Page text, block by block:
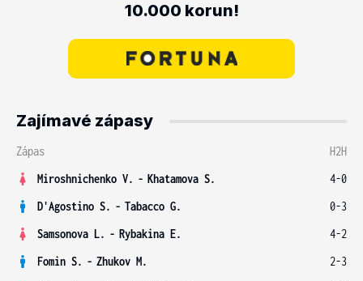
10.000 korun!
Zajímavé zápasy
Zápas
H2H
Miroshnichenko V. - Khatamova S.
4-0
D'Agostino S. - Tabacco G.
0-3
Samsonova L. - Rybakina E.
4-2
Fomin S. - Zhukov M.
2-3